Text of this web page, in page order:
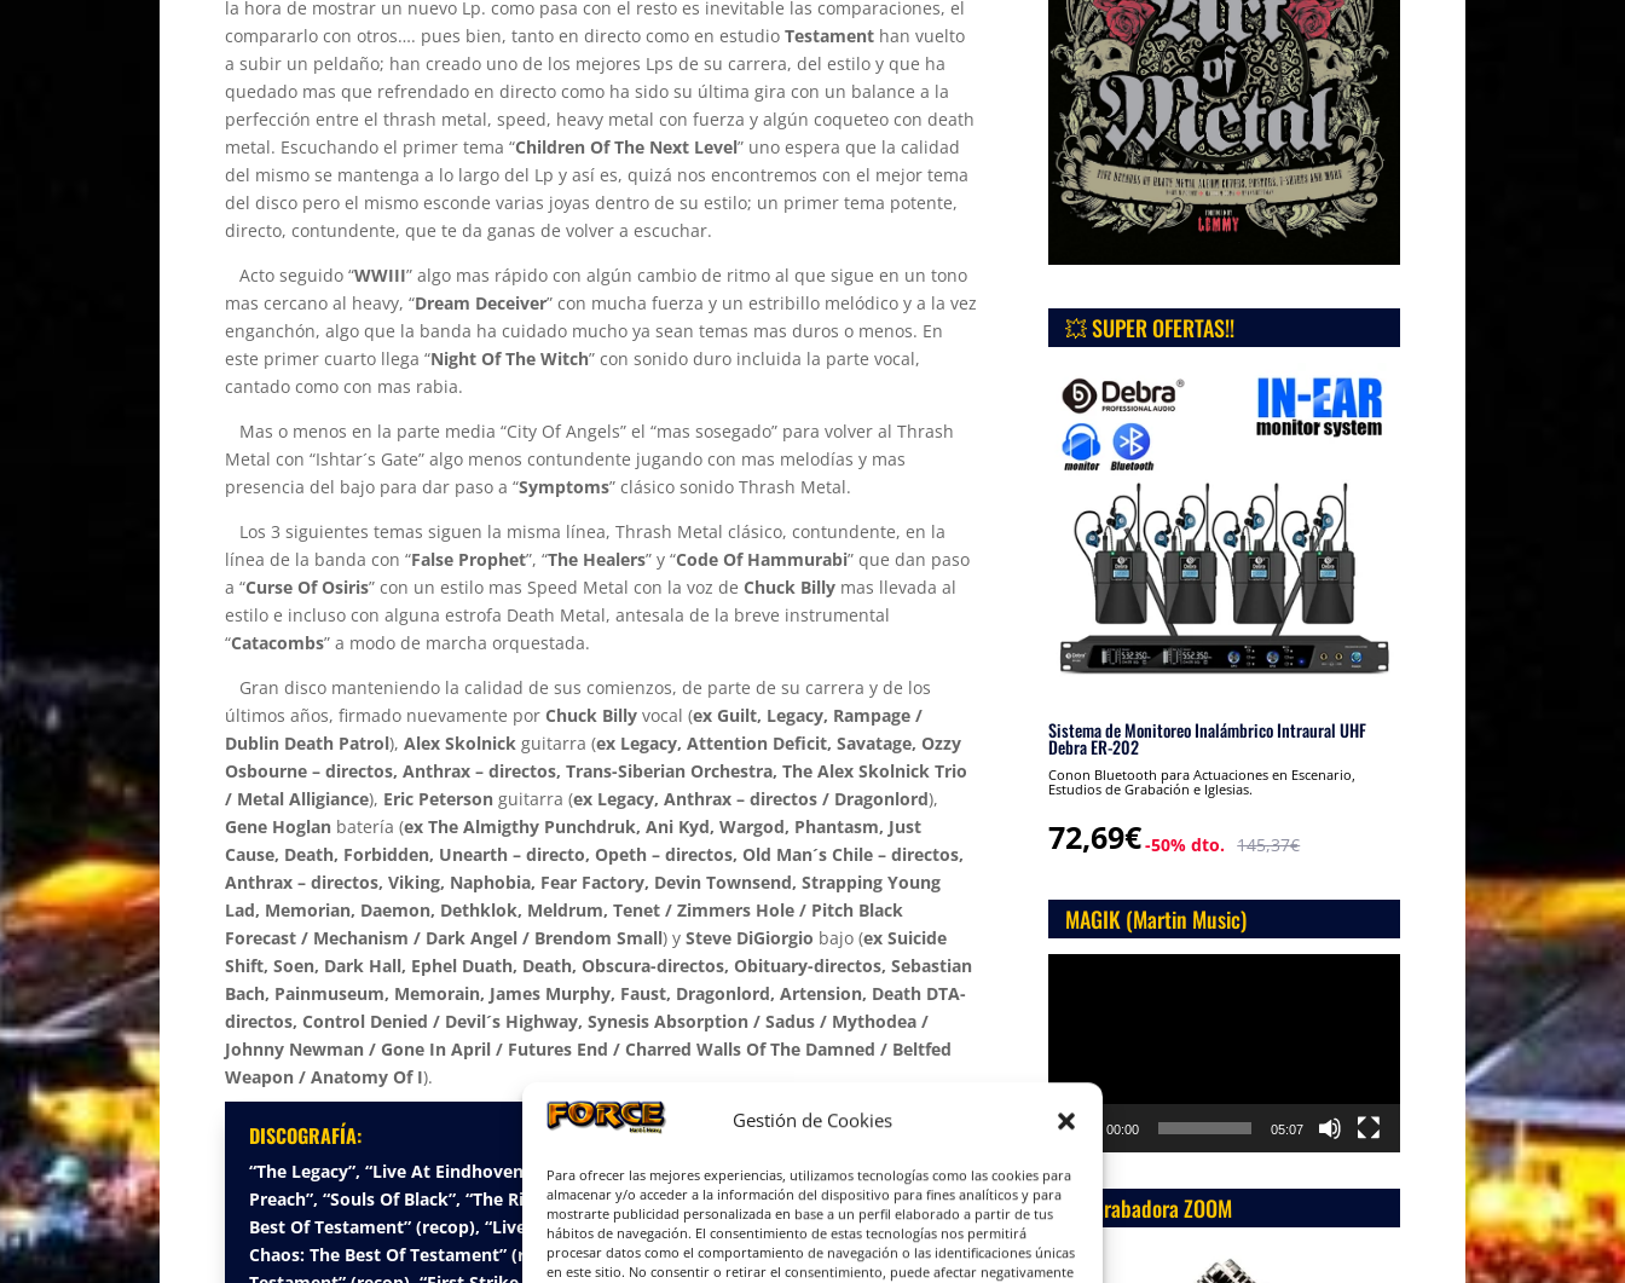
Gestión de Cookies
Para ofrecer las mejores experiencias, utilizamos tecnologías como las cookies para
almacenar y/o acceder a la información del dispositivo para fines analíticos y para
mostrarte publicidad personalizada en base a un perfil elaborado a partir de tus
hábitos de navegación. El consentimiento de estas tecnologías nos permitirá
procesar datos como el comportamiento de navegación o las identificaciones únicas
en este sitio. No consentir o retirar el consentimiento, puede afectar negativamente
la hora de mostrar un nuevo Lp. como pasa con el resto es inevitable las comparaciones, el
compararlo con otros…. pues bien, tanto en directo como en estudio Testament han vuelto
a subir un peldaño; han creado uno de los mejores Lps de su carrera, del estilo y que ha
quedado mas que refrendado en directo como ha sido su última gira con un balance a la
perfección entre el thrash metal, speed, heavy metal con fuerza y algún coqueteo con death
metal. Escuchando el primer tema “Children Of The Next Level” uno espera que la calidad
del mismo se mantenga a lo largo del Lp y así es, quizá nos encontremos con el mejor tema
del disco pero el mismo esconde varias joyas dentro de su estilo; un primer tema potente,
directo, contundente, que te da ganas de volver a escuchar.
Acto seguido “WWIII” algo mas rápido con algún cambio de ritmo al que sigue en un tono
mas cercano al heavy, “Dream Deceiver” con mucha fuerza y un estribillo melódico y a la vez
enganchón, algo que la banda ha cuidado mucho ya sean temas mas duros o menos. En
este primer cuarto llega “Night Of The Witch” con sonido duro incluida la parte vocal,
cantado como con mas rabia.
Mas o menos en la parte media “City Of Angels” el “mas sosegado” para volver al Thrash
Metal con “Ishtar´s Gate” algo menos contundente jugando con mas melodías y mas
presencia del bajo para dar paso a “Symptoms” clásico sonido Thrash Metal.
Los 3 siguientes temas siguen la misma línea, Thrash Metal clásico, contundente, en la
línea de la banda con “False Prophet”, “The Healers” y “Code Of Hammurabi” que dan paso
a “Curse Of Osiris” con un estilo mas Speed Metal con la voz de Chuck Billy mas llevada al
estilo e incluso con alguna estrofa Death Metal, antesala de la breve instrumental
“Catacombs” a modo de marcha orquestada.
Gran disco manteniendo la calidad de sus comienzos, de parte de su carrera y de los
últimos años, firmado nuevamente por Chuck Billy vocal (ex Guilt, Legacy, Rampage /
Dublin Death Patrol), Alex Skolnick guitarra (ex Legacy, Attention Deficit, Savatage, Ozzy
Osbourne – directos, Anthrax – directos, Trans-Siberian Orchestra, The Alex Skolnick Trio
/ Metal Alligiance), Eric Peterson guitarra (ex Legacy, Anthrax – directos / Dragonlord),
Gene Hoglan batería (ex The Almigthy Punchdruk, Ani Kyd, Wargod, Phantasm, Just
Cause, Death, Forbidden, Unearth – directo, Opeth – directos, Old Man´s Chile – directos,
Anthrax – directos, Viking, Naphobia, Fear Factory, Devin Townsend, Strapping Young
Lad, Memorian, Daemon, Dethklok, Meldrum, Tenet / Zimmers Hole / Pitch Black
Forecast / Mechanism / Dark Angel / Brendom Small) y Steve DiGiorgio bajo (ex Suicide
Shift, Soen, Dark Hall, Ephel Duath, Death, Obscura-directos, Obituary-directos, Sebastian
Bach, Painmuseum, Memorain, James Murphy, Faust, Dragonlord, Artension, Death DTA-
directos, Control Denied / Devil´s Highway, Synesis Absorption / Sadus / Mythodea /
Johnny Newman / Gone In April / Futures End / Charred Walls Of The Damned / Beltfed
Weapon / Anatomy Of I).
DISCOGRAFÍA:
“The Legacy”, “Live At Eindhoven” (directo), “The New Order”, “Practice What You
Preach”, “Souls Of Black”, “The Ritual”, “Low”, “Live At The Filmore” (directo), “The
Best Of Testament” (recop), “Live At The Filmore” (directo), “Demonic”, “Sings Of
Chaos: The Best Of Testament” (recop), “The Gathering”, “The Very Best Of
💥 SUPER OFERTAS!!
Sistema de Monitoreo Inalámbrico Intraural UHF
Debra ER-202
Conon Bluetooth para Actuaciones en Escenario,
Estudios de Grabación e Iglesias.
72,69€-50% dto. 145,37€
MAGIK (Martin Music)
00:00 05:07
💥 Grabadora ZOOM